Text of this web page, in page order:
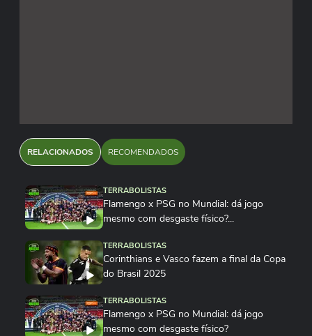
RELACIONADOS RECOMENDADOS
TERRABOLISTAS
Flamengo x PSG no Mundial: dá jogo
mesmo com desgaste físico?...
TERRABOLISTAS
Corinthians e Vasco fazem a final da Copa
do Brasil 2025
TERRABOLISTAS
Flamengo x PSG no Mundial: dá jogo
mesmo com desgaste físico?